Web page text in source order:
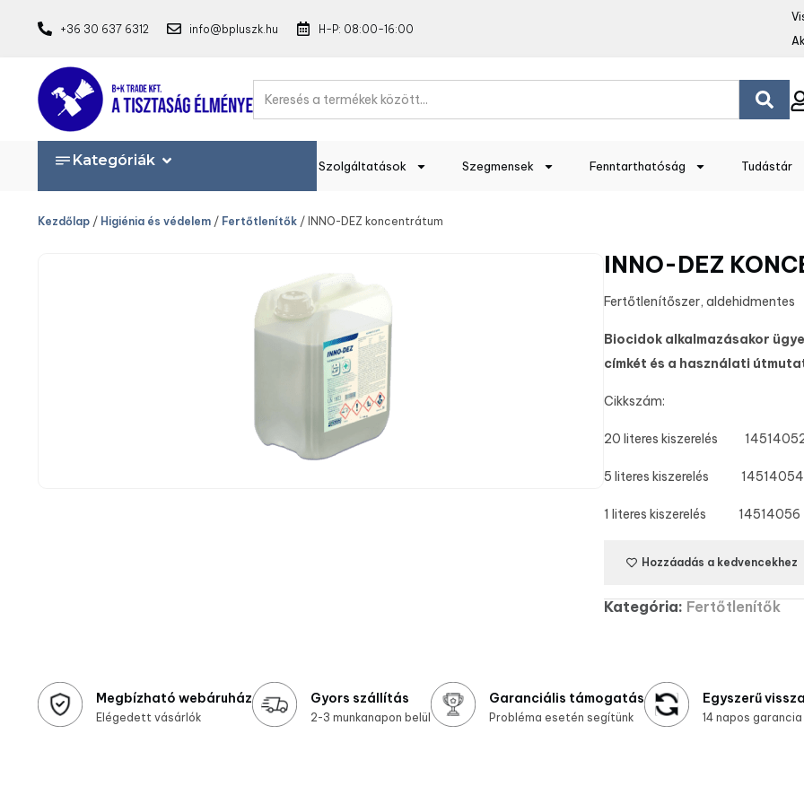
+36 30 637 6312 info@bpluszk.hu H-P: 08:00-16:00
Kategóriák Szolgáltatások Szegmensek Fenntarthatóság Tudástár
Kezdőlap / Higiénia és védelem / Fertőtlenítők / INNO-DEZ koncentrátum
INNO-DEZ
Fertőtlenítőszer, aldehidmentes
Biocidok alkalmazásakor
címkét és a használati
Cikkszám:
20 literes kiszerelés
5 literes kiszerelés 14514054
1 literes kiszerelés 14514056
Hozzáadás a kedvencekhez
Kategória: Fertőtlenítők
Megbízható webáruház
Elégedett vásárlók
Gyors szállítás
2-3 munkanapon belül
Garanciális támogatás
Probléma esetén segítünk
Egyszerű
14 napos garancia